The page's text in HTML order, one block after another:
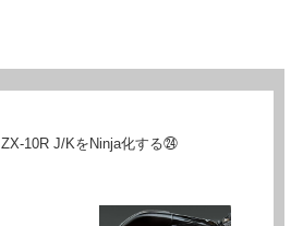
ZX-10R J/KをNinja化する㉔